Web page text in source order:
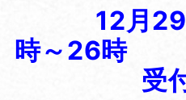
12月
時～26時
受